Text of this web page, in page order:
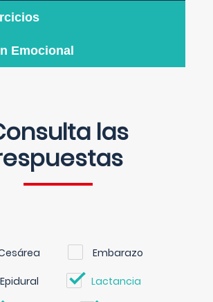
Emocional
las
Embarazo
Epidural Lactancia